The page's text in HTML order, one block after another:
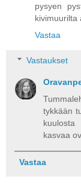
pysyen
kivimuurilta
Vastaa
Vastaukset
tykkään
kuulosta
kasvaa
Vastaa